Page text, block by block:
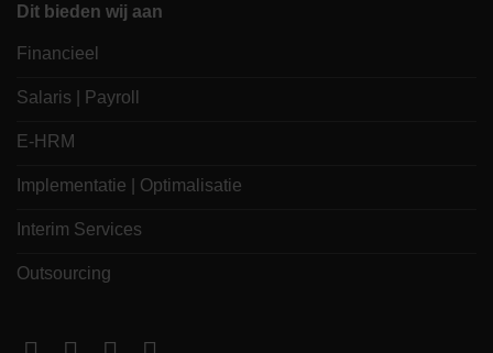
Dit bieden wij aan
Financieel
Salaris | Payroll
E-HRM
Implementatie | Optimalisatie
Interim Services
Outsourcing